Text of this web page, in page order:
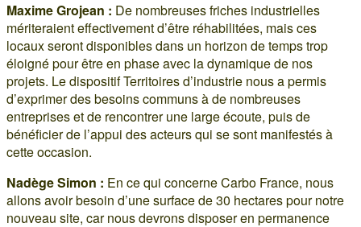
Maxime Grojean : De nombreuses friches industrielles
mériteraient effectivement d’être réhabilitées, mais ces
locaux seront disponibles dans un horizon de temps trop
éloigné pour être en phase avec la dynamique de nos
projets. Le dispositif Territoires d’industrie nous a permis
d’exprimer des besoins communs à de nombreuses
entreprises et de rencontrer une large écoute, puis de
bénéficier de l’appui des acteurs qui se sont manifestés à
cette occasion.
Nadège Simon : En ce qui concerne Carbo France, nous
allons avoir besoin d’une surface de 30 hectares pour notre
nouveau site, car nous devrons disposer en permanence